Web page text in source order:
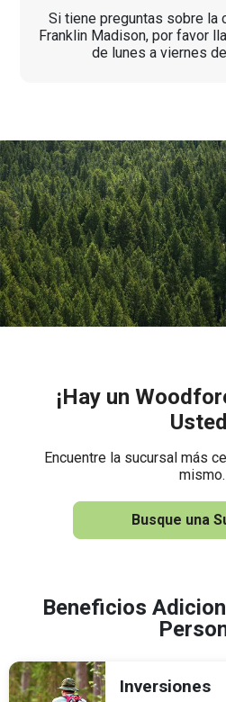
Si tiene preguntas sobre la
Franklin Madison, por favor
de lunes a viernes
¡Hay un
Encuentre la sucursal más
mismo.
Busque una
Beneficios
Inversiones